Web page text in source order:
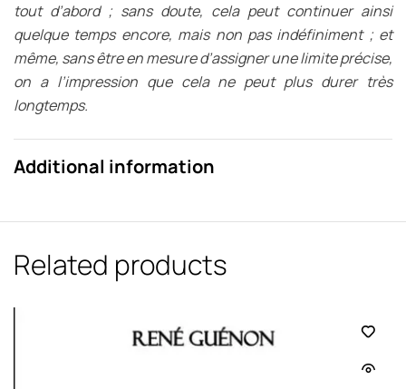
tout d’abord ; sans doute, cela peut continuer ainsi
quelque temps encore, mais non pas indéfiniment ; et
même, sans être en mesure d’assigner une limite précise,
on a l’impression que cela ne peut plus durer très
longtemps.
Additional information
Related products